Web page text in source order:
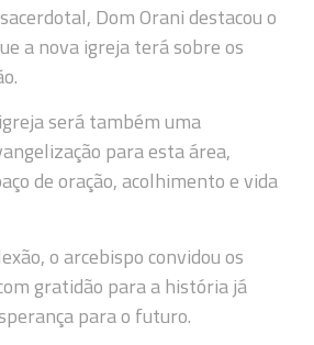
Dom Orani destacou o
a nova igreja terá sobre os
será também uma
para esta área,
de oração, acolhimento e vida
o arcebispo convidou os
gratidão para a história já
para o futuro.